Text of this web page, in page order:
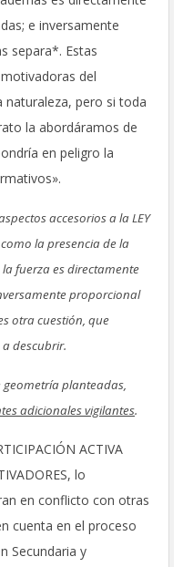
e inversamente
separa*. Estas
del
naturaleza, pero si toda
la abordáramos de
en peligro la
accesorios a la LEY
como la presencia de la
fuerza es directamente
proporcional
otra cuestión, que
descubrir.
geometría planteadas,
adicionales vigilantes.
ACTIVA
lo
en conflicto con otras
cuenta en el proceso
Secundaria y